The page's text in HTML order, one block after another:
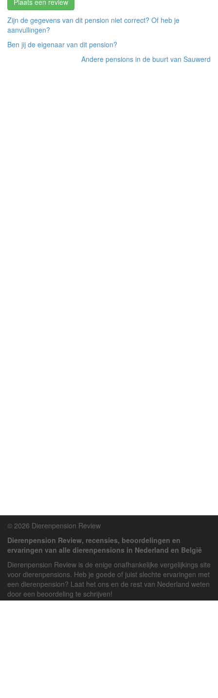
Zijn de gegevens van dit pension niet correct? Of heb je
aanvullingen?
Ben jij de eigenaar van dit pension?
Andere pensions in de buurt van Sauwerd
© 2026 Dierenpension Review
Dierenpension Review, recensies, beoordelingen en
ervaringen van alle dierenpensions in Nederland en België
Dierenpension Review is de enige onafhankelijke vergelijkings site
voor dierenpensions. Heb je goede of juist slechte ervaringen met
een dierenpension? Laat het ons en de rest van Nederland weten
door een beoordeling te schrijven!